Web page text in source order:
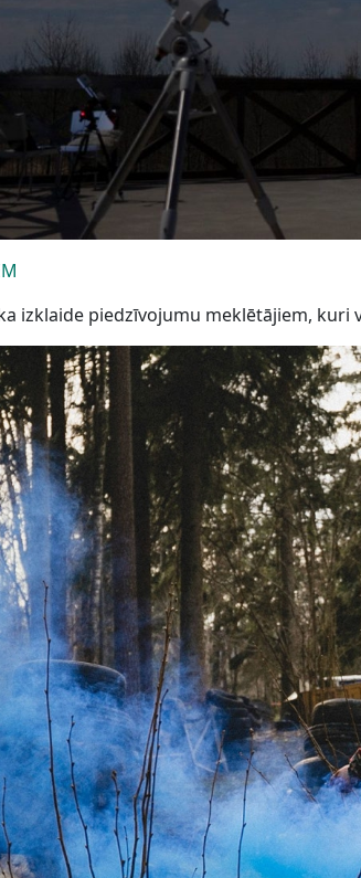
izklaide piedzīvojumu meklētājiem,